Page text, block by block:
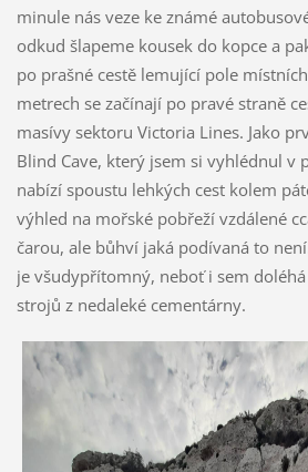
minule nás veze ke známé
odkud šlapeme kousek do kopce a
po prašné cestě lemující pole
metrech se začínají po pravé straně
masívy sektoru Victoria Lines. Jako
Blind Cave, který jsem si vyhlédnul v
nabízí spoustu lehkých cest kolem
výhled na mořské pobřeží vzdálené
čarou, ale bůhví jaká podívaná to
je všudypřítomný, neboť i sem
strojů z nedaleké cementárny.